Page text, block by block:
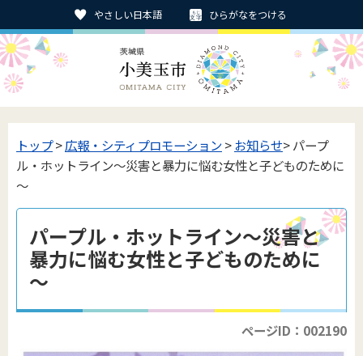
やさしい日本語 ひらがなをつける
トップ>広報・シティプロモーション>お知らせ> パープ
ル・ホットライン～災害と暴力に悩む女性と子どものために
～
パープル・ホットライン～災害と
暴力に悩む女性と子どものために
～
ページID：002190